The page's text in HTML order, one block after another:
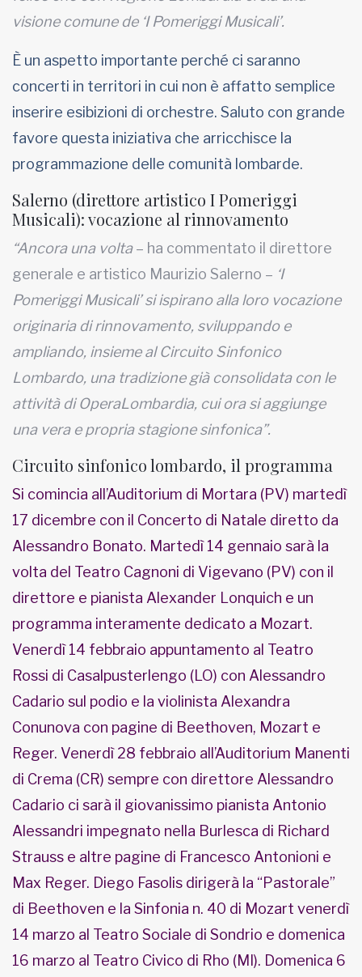
visione comune de ‘I Pomeriggi Musicali’.
È un aspetto importante perché ci saranno
concerti in territori in cui non è affatto semplice
inserire esibizioni di orchestre. Saluto con grande
favore questa iniziativa che arricchisce la
programmazione delle comunità lombarde.
Salerno (direttore artistico I Pomeriggi
Musicali): vocazione al rinnovamento
“Ancora una volta– ha commentato il direttore
generale e artistico Maurizio Salerno – ‘I
Pomeriggi Musicali’ si ispirano alla loro vocazione
originaria di rinnovamento, sviluppando e
ampliando, insieme al Circuito Sinfonico
Lombardo, una tradizione già consolidata con le
attività di OperaLombardia, cui ora si aggiunge
una vera e propria stagione sinfonica”.
Circuito sinfonico lombardo, il programma
Si comincia all’Auditorium di Mortara (PV) martedì
17 dicembre con il Concerto di Natale diretto da
Alessandro Bonato. Martedì 14 gennaio sarà la
volta del Teatro Cagnoni di Vigevano (PV) con il
direttore e pianista Alexander Lonquich e un
programma interamente dedicato a Mozart.
Venerdì 14 febbraio appuntamento al Teatro
Rossi di Casalpusterlengo (LO) con Alessandro
Cadario sul podio e la violinista Alexandra
Conunova con pagine di Beethoven, Mozart e
Reger. Venerdì 28 febbraio all’Auditorium Manenti
di Crema (CR) sempre con direttore Alessandro
Cadario ci sarà il giovanissimo pianista Antonio
Alessandri impegnato nella Burlesca di Richard
Strauss e altre pagine di Francesco Antonioni e
Max Reger. Diego Fasolis dirigerà la “Pastorale”
di Beethoven e la Sinfonia n. 40 di Mozart venerdì
14 marzo al Teatro Sociale di Sondrio e domenica
16 marzo al Teatro Civico di Rho (MI). Domenica 6